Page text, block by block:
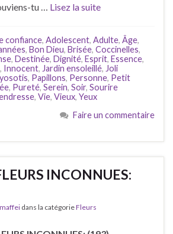
tu … Lisez la suite
confiance, Adolescent, Adulte, Âge,
, Bon Dieu, Brisée, Coccinelles,
, Destinée, Dignité, Esprit, Essence,
, Innocent, Jardin ensoleillé, Joli
, Papillons, Personne, Petit
, Pureté, Serein, Soir, Sourire
, Vie, Vieux, Yeux
Faire un commentaire
INCONNUES:
dans la catégorieFleurs